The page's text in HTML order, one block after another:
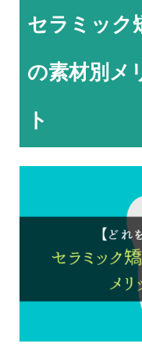
セラミック
の素材別メ
ト